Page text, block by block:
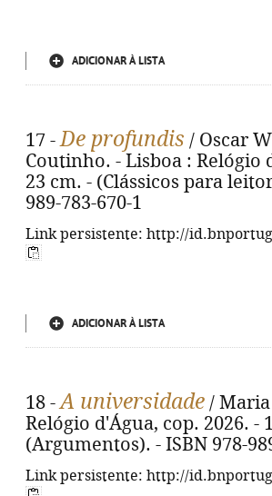
ADICIONAR À LISTA
17 -De profundis / Oscar
Coutinho. - Lisboa : Relógio
23 cm. - (Clássicos para
989-783-670-1
Link persistente: http://
ADICIONAR À LISTA
18 -A universidade /
Relógio d'Água, cop. 2026. -
(Argumentos). - ISBN 978-
Link persistente: http://